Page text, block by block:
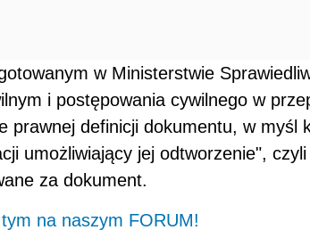
w Ministerstwie
i postępowania cywilnego w
prawnej definicji dokumentu, w myśl
umożliwiający jej odtworzenie",
za dokument.
na naszym FORUM!